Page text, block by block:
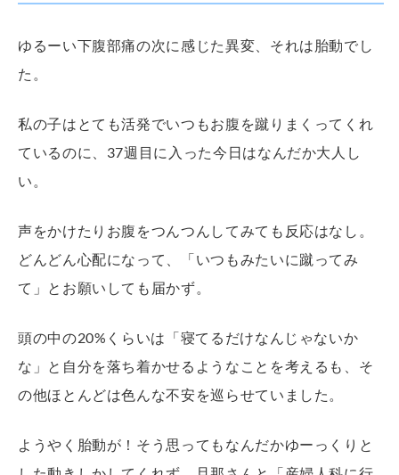
ゆるーい下腹部痛の次に感じた異変、それは胎動でし
た。
私の子はとても活発でいつもお腹を蹴りまくってくれ
ているのに、37週目に入った今日はなんだか大人し
い。
声をかけたりお腹をつんつんしてみても反応はなし。
どんどん心配になって、「いつもみたいに蹴ってみ
て」とお願いしても届かず。
頭の中の20%くらいは「寝てるだけなんじゃないか
な」と自分を落ち着かせるようなことを考えるも、そ
の他ほとんどは色んな不安を巡らせていました。
ようやく胎動が！そう思ってもなんだかゆーっくりと